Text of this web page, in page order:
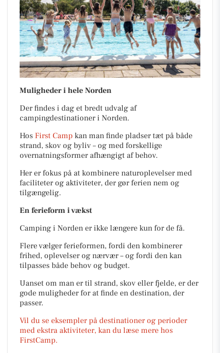
Muligheder i hele Norden
Der findes i dag et bredt udvalg af
campingdestinationer i Norden.
Hos First Camp kan man finde pladser tæt på både
strand, skov og byliv – og med forskellige
overnatningsformer afhængigt af behov.
Her er fokus på at kombinere naturoplevelser med
faciliteter og aktiviteter, der gør ferien nem og
tilgængelig.
En ferieform i vækst
Camping i Norden er ikke længere kun for de få.
Flere vælger ferieformen, fordi den kombinerer
frihed, oplevelser og nærvær – og fordi den kan
tilpasses både behov og budget.
Uanset om man er til strand, skov eller fjelde, er der
gode muligheder for at finde en destination, der
passer.
Vil du se eksempler på destinationer og perioder
med ekstra aktiviteter, kan du læse mere hos
FirstCamp.